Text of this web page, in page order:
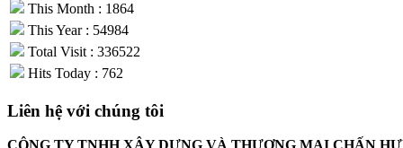
This Month : 1864
This Year : 54984
Total Visit : 336522
Hits Today : 762
Liên hệ với chúng tôi